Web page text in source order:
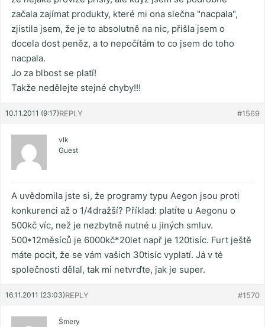
začala zajímat produkty, které mi ona slečna "nacpala",
zjistila jsem, že je to absolutně na nic, přišla jsem o
docela dost peněz, a to nepočítám to co jsem do toho
nacpala.
Jo za blbost se platí!
Takže nedělejte stejné chyby!!!
10.11.2011 (9:17) #1569
REPLY
vlk
Guest
A uvědomila jste si, že programy typu Aegon jsou proti
konkurenci až o 1/4dražší? Příklad: platíte u Aegonu o
500kč víc, než je nezbytně nutné u jiných smluv.
500*12měsíců je 6000kč*20let např je 120tisíc. Furt ještě
máte pocit, že se vám vašich 30tisíc vyplatí. Já v té
společnosti dělal, tak mi netvrďte, jak je super.
16.11.2011 (23:03) #1570
REPLY
Šmery